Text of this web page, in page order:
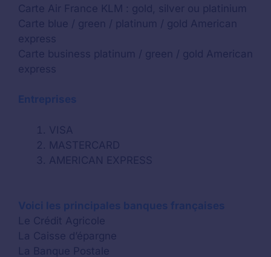
Carte Air France KLM : gold, silver ou platinium
Carte blue / green / platinum / gold American
express
Carte business platinum / green / gold American
express
Entreprises
VISA
MASTERCARD
AMERICAN EXPRESS
Voici les principales banques françaises
Le Crédit Agricole
La Caisse d’épargne
La Banque Postale